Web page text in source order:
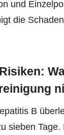
und
die
B
sieben Tage.